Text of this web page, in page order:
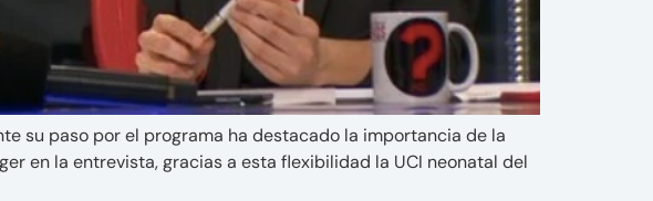
su paso por el programa ha destacado la importancia de la
en la entrevista, gracias a esta flexibilidad la UCI neonatal del